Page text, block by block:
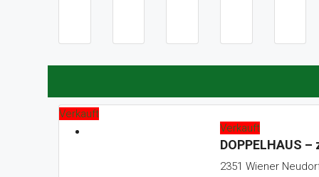
Verkauft
Verkauft
DOPPELHAUS
2351 Wiener